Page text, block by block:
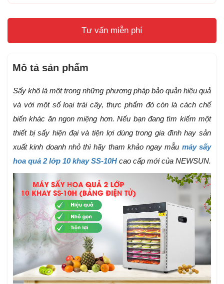
Tư vấn miễn phí
Mô tả sản phẩm
Sấy khô là một trong những phương pháp bảo quản hiệu quả
và với một số loại trái cây, thực phẩm đó còn là cách chế
biến khác ăn ngon miệng hơn. Nếu bạn đang tìm kiếm một
thiết bị sấy hiện đại và tiện lợi dùng trong gia đình hay sản
xuất kinh doanh nhỏ thì hãy tham khảo ngay mẫu máy sấy
hoa quả 2 lớp 10 khay SS-10H cao cấp mới của NEWSUN.